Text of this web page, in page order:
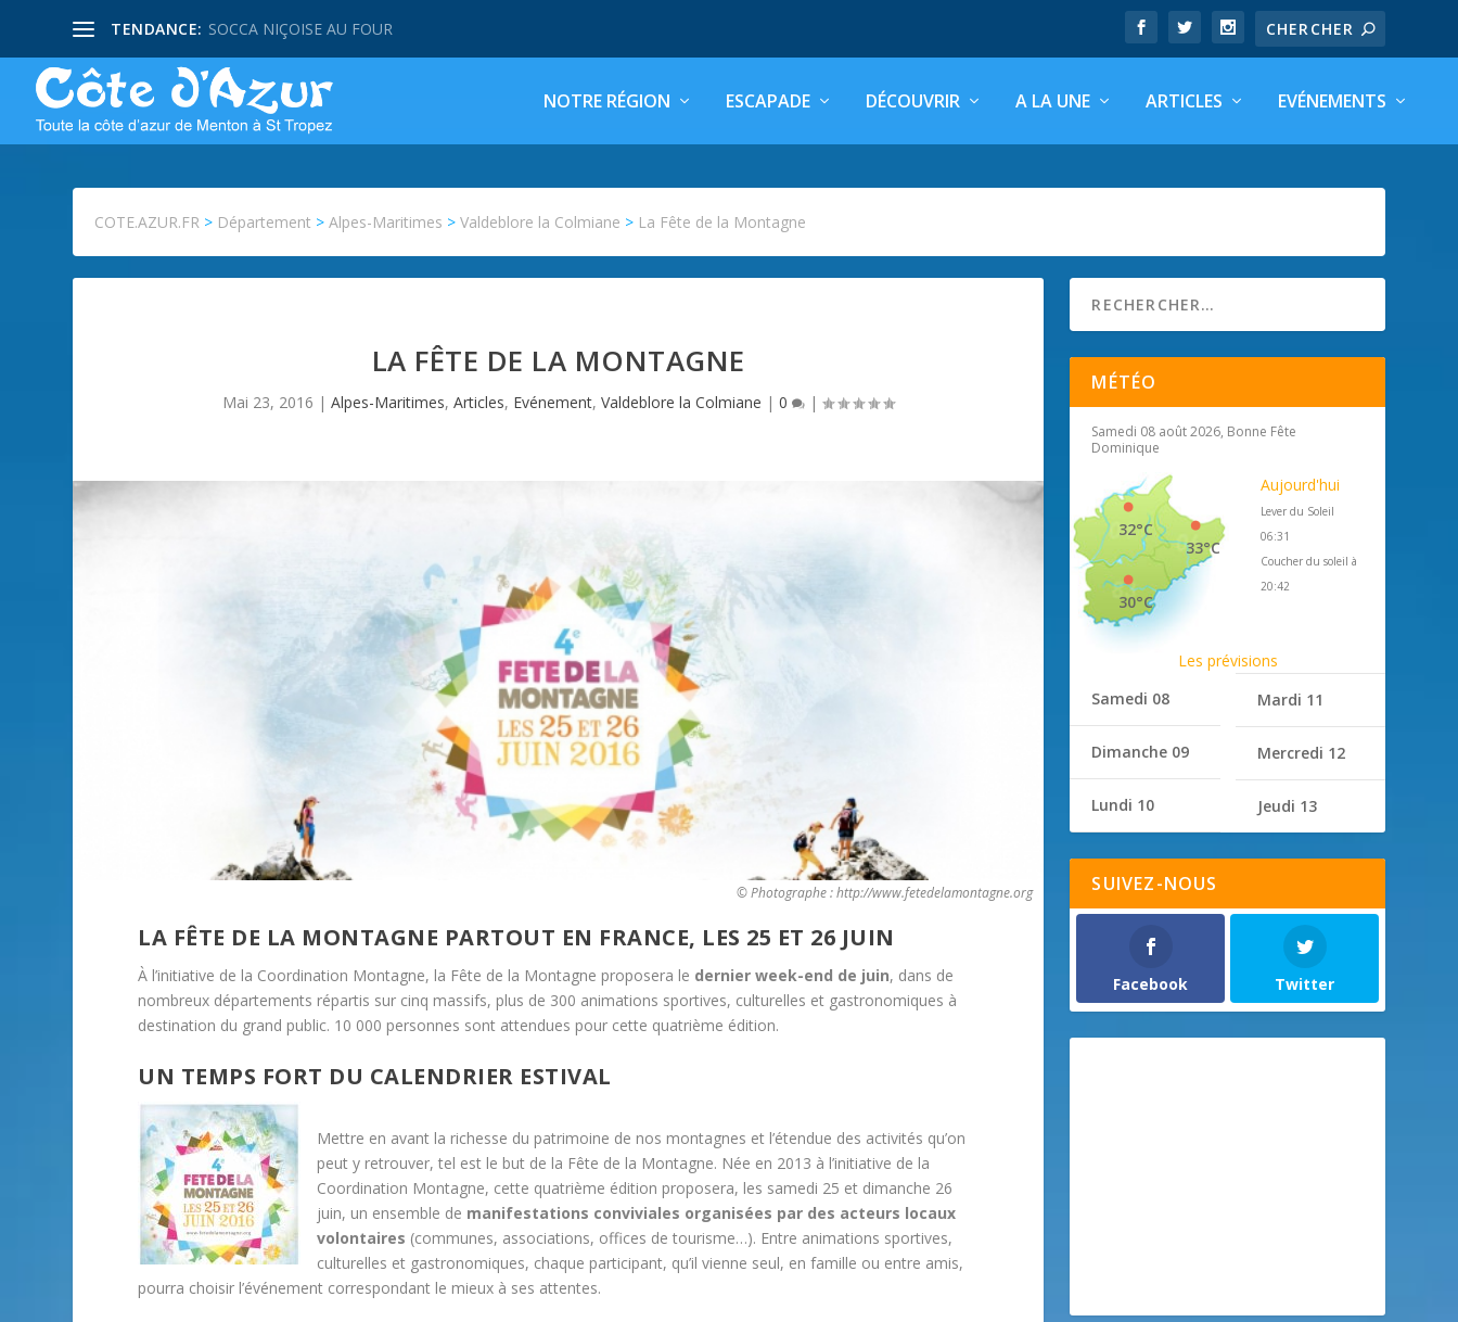
TENDANCE: SOCCA NIÇOISE AU FOUR
NOTRE RÉGION ESCAPADE DÉCOUVRIR A LA UNE ARTICLES EVÉNEMENTS
COTE.AZUR.FR > Département >Alpes-Maritimes >Valdeblore la Colmiane > La Fête de la Montagne
LA FÊTE DE LA MONTAGNE
Mai 23, 2016 |Alpes-Maritimes,Articles, Evénement,Valdeblore la Colmiane |0 |
© Photographe : http://www.fetedelamontagne.org
LA FÊTE DE LA MONTAGNE PARTOUT EN FRANCE, LES 25 ET 26 JUIN
À l’initiative de la Coordination Montagne, la Fête de la Montagne proposera le dernier week-end de juin, dans de
nombreux départements répartis sur cinq massifs, plus de 300 animations sportives, culturelles et gastronomiques à
destination du grand public. 10 000 personnes sont attendues pour cette quatrième édition.
UN TEMPS FORT DU CALENDRIER ESTIVAL
Mettre en avant la richesse du patrimoine de nos montagnes et l’étendue des activités qu’on
peut y retrouver, tel est le but de la Fête de la Montagne. Née en 2013 à l’initiative de la
Coordination Montagne, cette quatrième édition proposera, les samedi 25 et dimanche 26
juin, un ensemble de manifestations conviviales organisées par des acteurs locaux
volontaires (communes, associations, offices de tourisme…). Entre animations sportives,
culturelles et gastronomiques, chaque participant, qu’il vienne seul, en famille ou entre amis,
pourra choisir l’événement correspondant le mieux à ses attentes.
MÉTÉO
Samedi 08 août 2026, Bonne Fête
Dominique
33°C
32°C
30°C
Aujourd'hui
Lever du Soleil
06:31
Coucher du soleil à
20:42
Les prévisions
Samedi 08
Dimanche 09
Lundi 10
Mardi 11
Mercredi 12
Jeudi 13
SUIVEZ-NOUS
Facebook Twitter